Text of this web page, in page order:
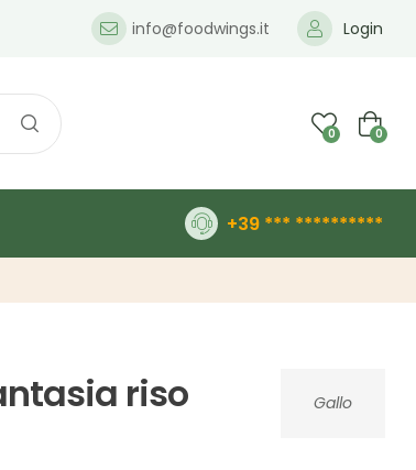
info@foodwings.it Login
0 0
+39 *** **********
Gallo
riso